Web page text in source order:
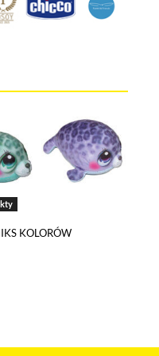
KOLORÓW
Twoim
cookies oraz innych
prawidłowego
na zasadach
kliknij w poniższy przycisk.
zakresie. Są to pliki cookies,
ustawieniach plików
przeglądanie i analizę